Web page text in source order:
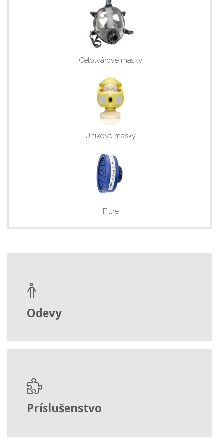
Celotvárové masky
Únikové masky
Filtre
Odevy
Príslušenstvo